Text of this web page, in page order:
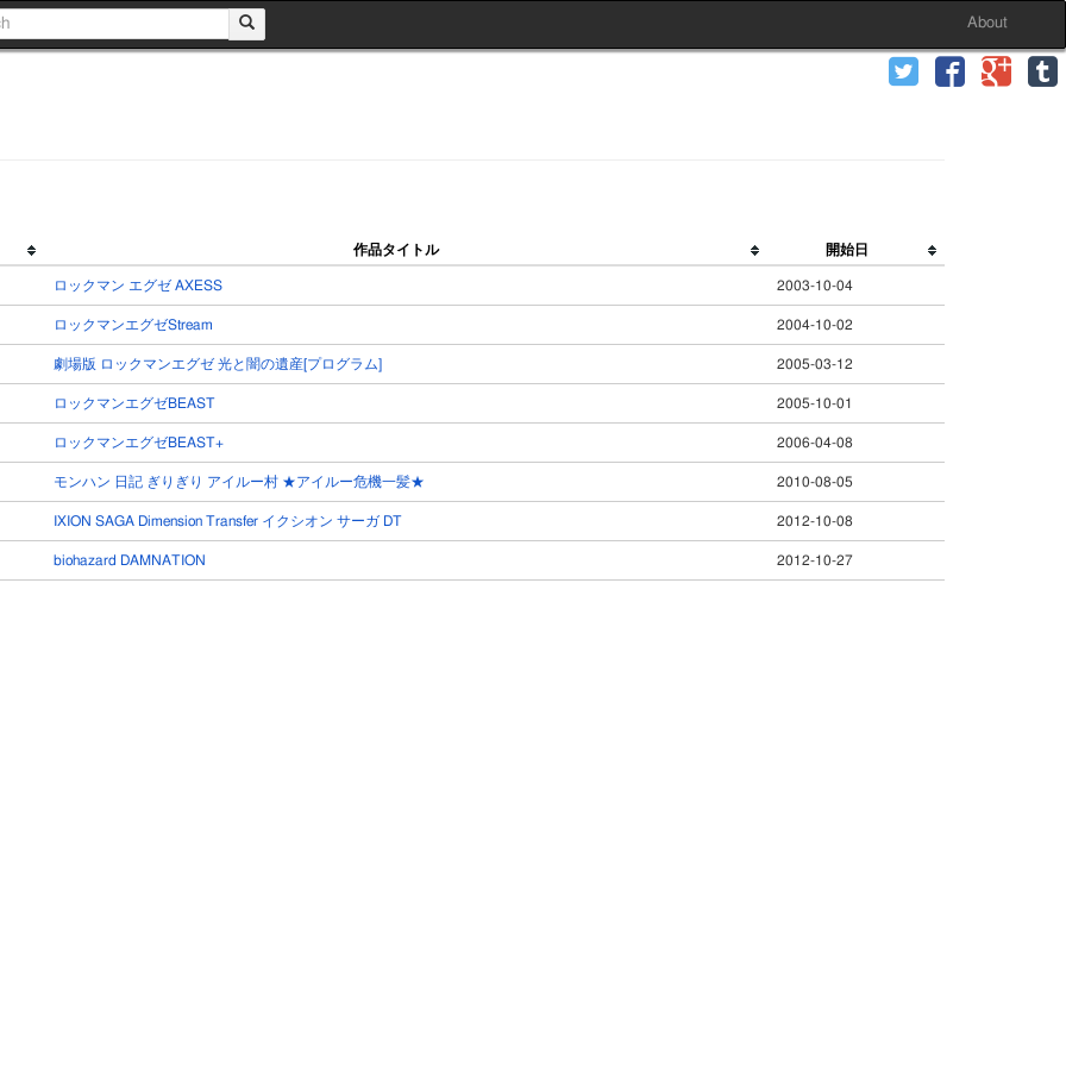
About
作品タイトル 開始日
ロックマン エグゼ AXESS 2003-10-04
ロックマンエグゼStream 2004-10-02
劇場版 ロックマンエグゼ 光と闇の遺産[プログラム] 2005-03-12
ロックマンエグゼBEAST 2005-10-01
ロックマンエグゼBEAST+ 2006-04-08
モンハン 日記 ぎりぎり アイルー村 ★アイルー危機一髪★ 2010-08-05
IXION SAGA Dimension Transfer イクシオン サーガ DT 2012-10-08
biohazard DAMNATION 2012-10-27